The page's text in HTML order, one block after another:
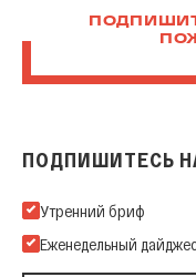
ПОДПИШИТЕСЬ
Подпишитесь на нашу
Утренний бриф
Еженедельный